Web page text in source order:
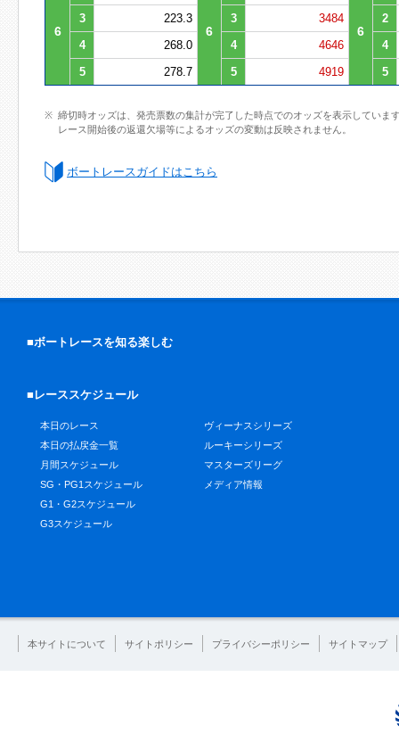
6 6 6
3
223.3 3 3484
2
4
268.0 4 4646
4
5
278.7 5 4919 5
締切時オッズは、発売票数の集計が完了した時点でのオッズを表示していま
レース開始後の返還欠場等によるオッズの変動は反映されません。
ボートレースガイドはこちら
■ボートレースを知る楽しむ
■レーススケジュール
本日のレース
本日の払戻金一覧
月間スケジュール
SG・PG1スケジュール
G1・G2スケジュール
G3スケジュール
ヴィーナスシリーズ
ルーキーシリーズ
マスターズリーグ
メディア情報
本サイトについて サイトポリシー プライバシーポリシー サイトマップ